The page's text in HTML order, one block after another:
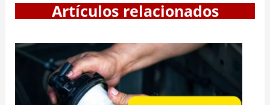
Artículos relacionados